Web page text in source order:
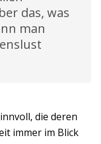
das, was
man
die deren
immer im Blick